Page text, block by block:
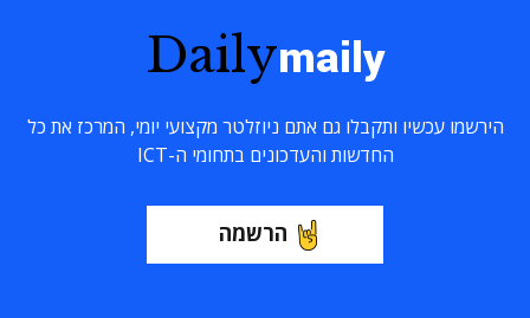
Dailymaily
הירשמו עכשיו ותקבלו גם אתם ניוזלטר מקצועי יומי, המרכז את כל
החדשות והעדכונים בתחומי ה-ICT
הרשמה